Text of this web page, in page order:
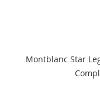
Montblanc Star